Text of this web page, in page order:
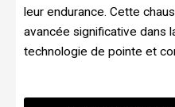
leur endurance. Cette
avancée significative dans
technologie de pointe et